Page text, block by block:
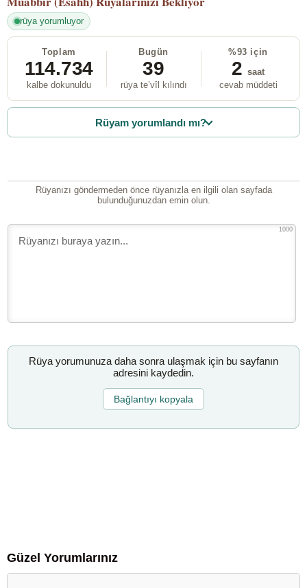
rüya yorumluyor
Toplam
114.734
kalbe dokunuldu
Bugün
39
rüya te’vîl kılındı
%93 için
2 saat
cevab müddeti
Rüyam yorumlandı mı?
Rüyanızı göndermeden önce rüyanızla en ilgili olan sayfada
bulunduğunuzdan emin olun.
1000
Rüya yorumunuza daha sonra ulaşmak için bu sayfanın
adresini kaydedin.
Bağlantıyı kopyala
Güzel Yorumlarınız